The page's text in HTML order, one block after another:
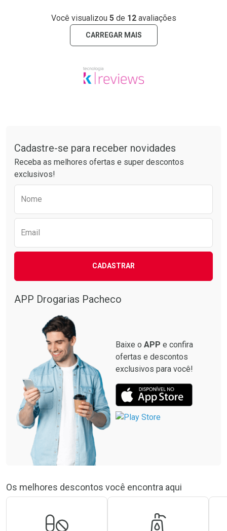
Você visualizou 5de 12avaliações
CARREGAR MAIS
Cadastre-se para receber novidades
Receba as melhores ofertas e super descontos
exclusivos!
Nome
Email
CADASTRAR
APP Drogarias Pacheco
Baixe o APP e confira
ofertas e descontos
exclusivos para você!
Os melhores descontos você encontra aqui